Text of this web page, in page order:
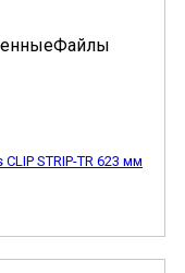
STRIP-TR 623 мм